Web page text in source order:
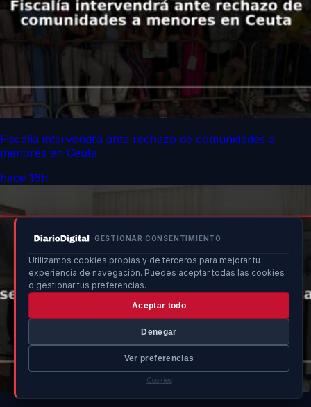
GESTIONAR CONSENTIMIENTO
Utilizamos cookies propias y de terceros para mejorar tu
experiencia de navegación. Puedes aceptar todas las cookies
o gestionar tus preferencias.
Aceptar todo
Denegar
Ver preferencias
Cookies
Fiscalía intervendrá ante rechazo de comunidades a
menores en Ceuta
hace 16h